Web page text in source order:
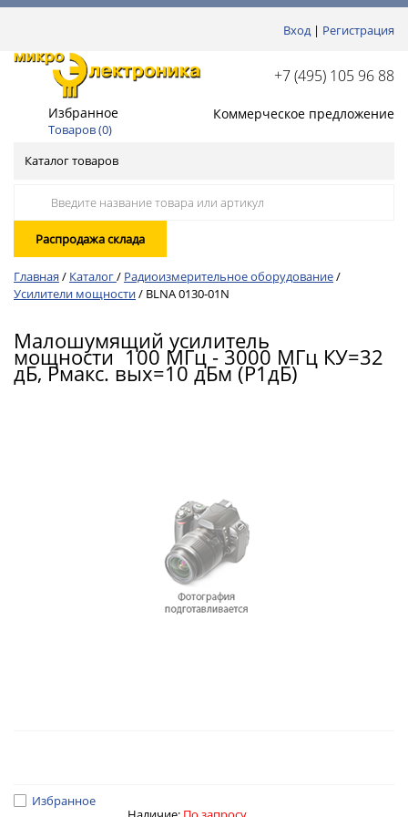
Вход| Регистрация
+7 (495) 105 96 88
Избранное
Товаров (0)
Коммерческое предложение
Каталог товаров
Распродажа склада
Главная / Каталог/ Радиоизмерительное оборудование/
Усилители мощности/ BLNA 0130-01N
Малошумящий усилитель
мощности 100 МГц - 3000 МГц КУ=32
дБ, Pмакс. вых=10 дБм (P1дБ)
Избранное